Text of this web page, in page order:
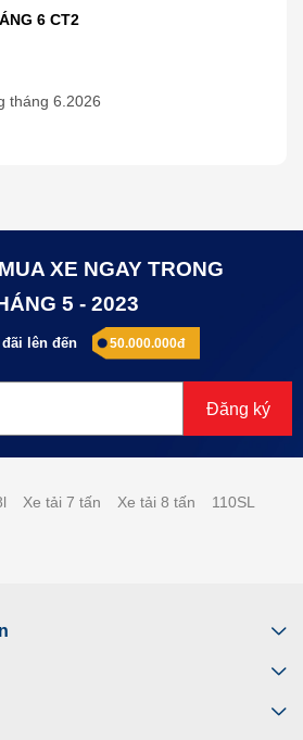
6 CT2
tháng 6.2026
XE NGAY TRONG
5 - 2023
lên đến 50.000.000đ
Đăng ký
Xe tải 7 tấn Xe tải 8 tấn
110SL